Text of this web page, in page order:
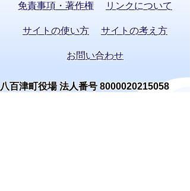
免責事項・著作権 リンクについて
サイトの使い方 サイトの考え方
お問い合わせ
八百津町役場 法人番号 8000020215058